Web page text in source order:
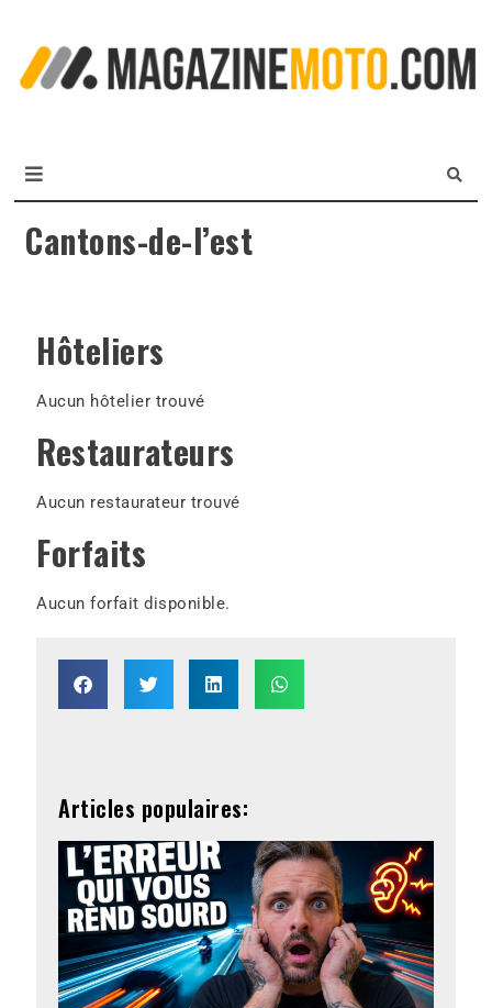
Cantons-de-l’est
Hôteliers
Aucun hôtelier trouvé
Restaurateurs
Aucun restaurateur trouvé
Forfaits
Aucun forfait disponible.
Articles populaires: